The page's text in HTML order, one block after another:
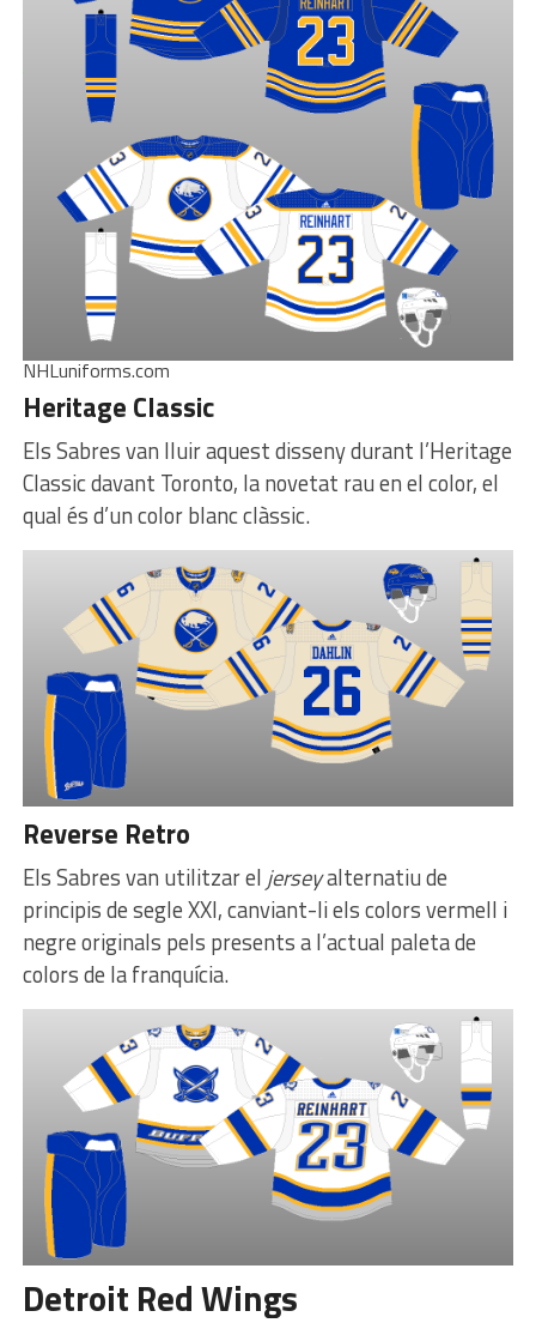
NHLuniforms.com
Heritage Classic
Els Sabres van lluir aquest disseny durant l’Heritage
Classic davant Toronto, la novetat rau en el color, el
qual és d’un color blanc clàssic.
Reverse Retro
Els Sabres van utilitzar el jerseyalternatiu de
principis de segle XXI, canviant-li els colors vermell i
negre originals pels presents a l’actual paleta de
colors de la franquícia.
Detroit Red Wings